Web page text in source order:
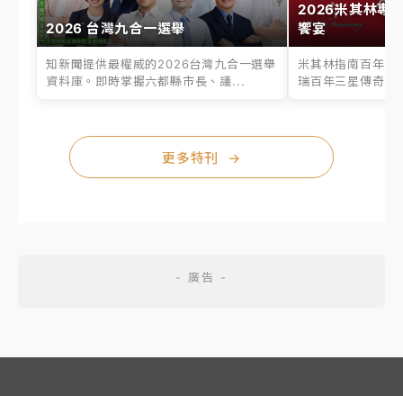
2026 台灣九合一選舉
知新聞提供最權威的2026台灣九合一選舉
資料庫。即時掌握六都縣市長、議...
2026米其林專
饗宴
米其林指南百年之
瑞百年三星傳奇、
更多特刊 →